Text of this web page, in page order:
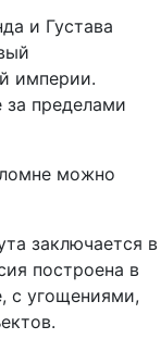
и Густава
империи.
пределами
можно
заключается в
построена в
с угощениями,